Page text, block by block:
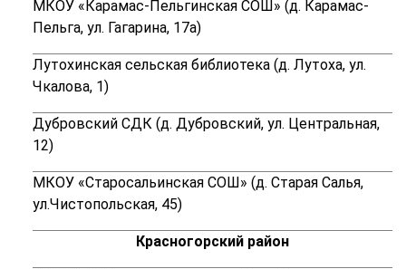
МКОУ «Карамас-Пельгинская СОШ» (д. Карамас-
Пельга, ул. Гагарина, 17а)
Лутохинская сельская библиотека (д. Лутоха, ул.
Чкалова, 1)
Дубровский СДК (д. Дубровский, ул. Центральная,
12)
МКОУ «Старосальинская СОШ» (д. Старая Салья,
ул.Чистопольская, 45)
Красногорский район